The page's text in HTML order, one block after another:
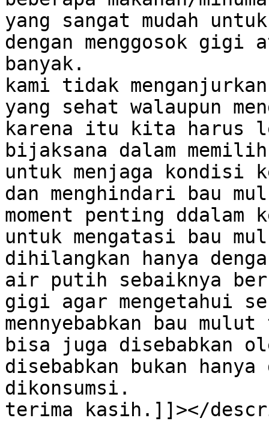
yang sangat mudah
dengan menggosok gigi
banyak.
kami tidak
yang sehat walaupun
karena itu kita harus
bijaksana dalam
untuk menjaga kondisi
dan menghindari bau
moment penting
untuk mengatasi bau
dihilangkan hanya
air putih sebaiknya
gigi agar mengetahui
mennyebabkan bau
bisa juga disebabkan
disebabkan bukan
dikonsumsi.
terima kasih.]]></